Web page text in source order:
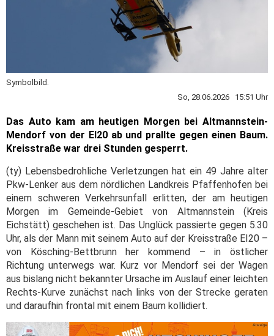
Symbolbild.
So, 28.06.2026 15:51 Uhr
Das Auto kam am heutigen Morgen bei Altmannstein-
Mendorf von der EI20 ab und prallte gegen einen Baum.
Kreisstraße war drei Stunden gesperrt.
(ty) Lebensbedrohliche Verletzungen hat ein 49 Jahre alter
Pkw-Lenker aus dem nördlichen Landkreis Pfaffenhofen bei
einem schweren Verkehrsunfall erlitten, der am heutigen
Morgen im Gemeinde-Gebiet von Altmannstein (Kreis
Eichstätt) geschehen ist. Das Unglück passierte gegen 5.30
Uhr, als der Mann mit seinem Auto auf der Kreisstraße EI20 –
von Kösching-Bettbrunn her kommend – in östlicher
Richtung unterwegs war. Kurz vor Mendorf sei der Wagen
aus bislang nicht bekannter Ursache im Auslauf einer leichten
Rechts-Kurve zunächst nach links von der Strecke geraten
und daraufhin frontal mit einem Baum kollidiert.